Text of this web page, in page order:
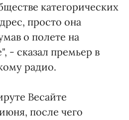
категорических
просто она
о полете на
- сказал премьер в
радио.
Весайте
после чего